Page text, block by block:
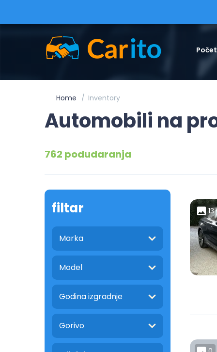
Home Inventory
Automobili na
762 podudaranja
filtar
Marka
Model
Godina izgradnje
Gorivo
13